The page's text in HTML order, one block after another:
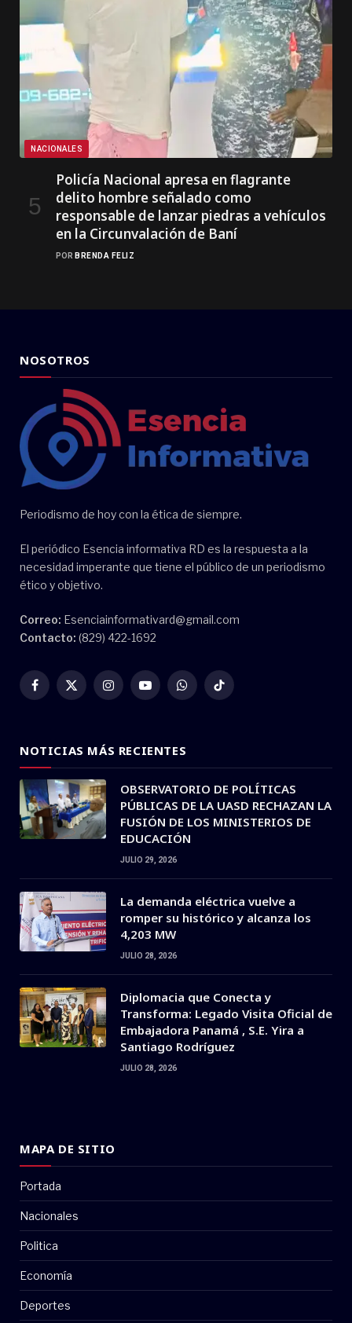
NACIONALES
Policía Nacional apresa en flagrante
delito hombre señalado como
responsable de lanzar piedras a vehículos
en la Circunvalación de Baní
POR BRENDA FELIZ
NOSOTROS
Periodismo de hoy con la ética de siempre.
El periódico Esencia informativa RD es la respuesta a la
necesidad imperante que tiene el público de un periodismo
ético y objetivo.
Correo: Esenciainformativard@gmail.com
Contacto: (829) 422-1692
Facebook
X
InstagramYouTubeWhatsAppTikTok
NOTICIAS MÁS RECIENTES
OBSERVATORIO DE POLÍTICAS
PÚBLICAS DE LA UASD RECHAZAN LA
FUSIÓN DE LOS MINISTERIOS DE
EDUCACIÓN
JULIO 29, 2026
La demanda eléctrica vuelve a
romper su histórico y alcanza los
4,203 MW
JULIO 28, 2026
Diplomacia que Conecta y
Transforma: Legado Visita Oficial de
Embajadora Panamá , S.E. Yira a
Santiago Rodríguez
JULIO 28, 2026
MAPA DE SITIO
Portada
Nacionales
Politica
Economía
Deportes